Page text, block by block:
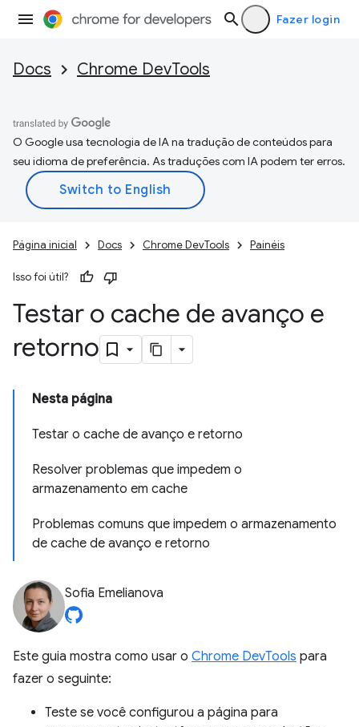
Fazer login
Docs Chrome DevTools
O Google usa tecnologia de IA na tradução de conteúdos para
seu idioma de preferência. As traduções com IA podem ter erros.
Página inicial Docs Chrome DevTools Painéis
Isso foi útil?
Testar o cache de avanço e
retorno
Nesta página
Testar o cache de avanço e retorno
Resolver problemas que impedem o
armazenamento em cache
Problemas comuns que impedem o armazenamento
de cache de avanço e retorno
Sofia Emelianova
Este guia mostra como usar o Chrome DevTools para
fazer o seguinte:
Teste se você configurou a página para